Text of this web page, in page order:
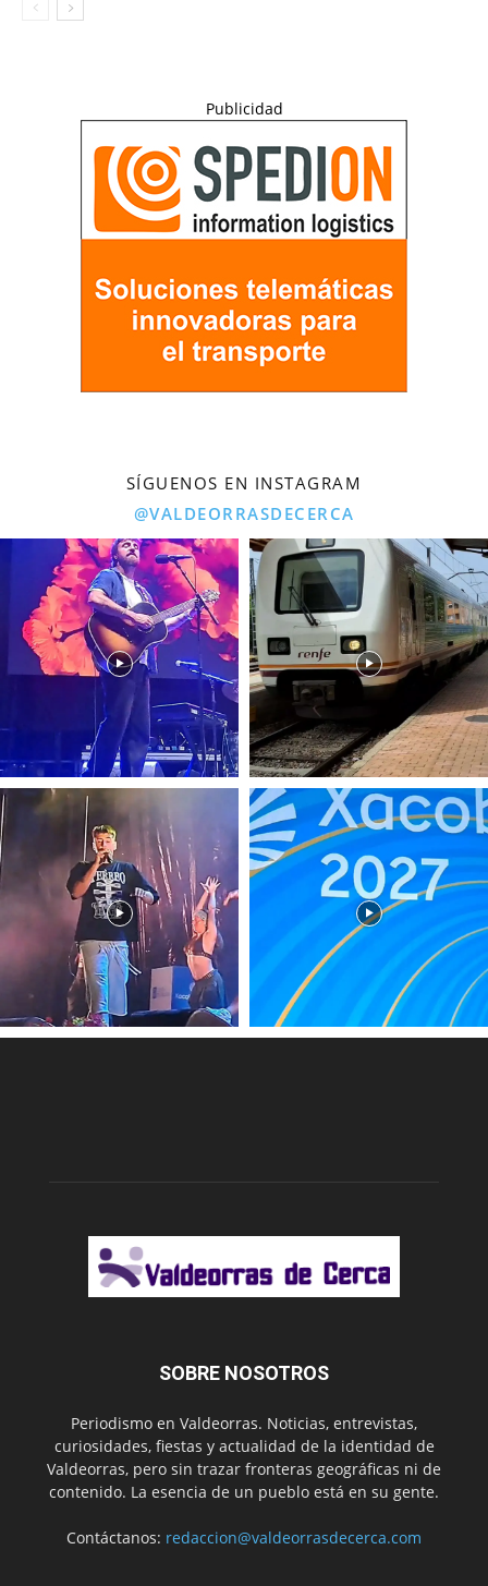
Publicidad
SÍGUENOS EN INSTAGRAM
@VALDEORRASDECERCA
SOBRE NOSOTROS
Periodismo en Valdeorras. Noticias, entrevistas,
curiosidades, fiestas y actualidad de la identidad de
Valdeorras, pero sin trazar fronteras geográficas ni de
contenido. La esencia de un pueblo está en su gente.
Contáctanos: redaccion@valdeorrasdecerca.com